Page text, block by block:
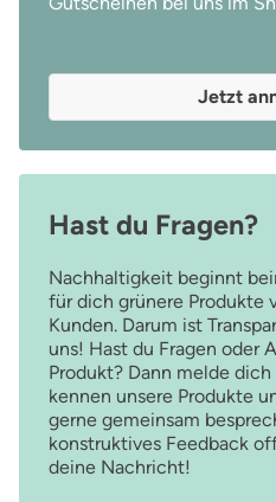
Jetzt
Hast du Fragen?
Nachhaltigkeit beginnt
für dich grünere Produkte
Kunden. Darum ist
uns! Hast du Fragen oder
Produkt? Dann melde
kennen unsere Produkte
gerne gemeinsam
konstruktives Feedback
deine Nachricht!